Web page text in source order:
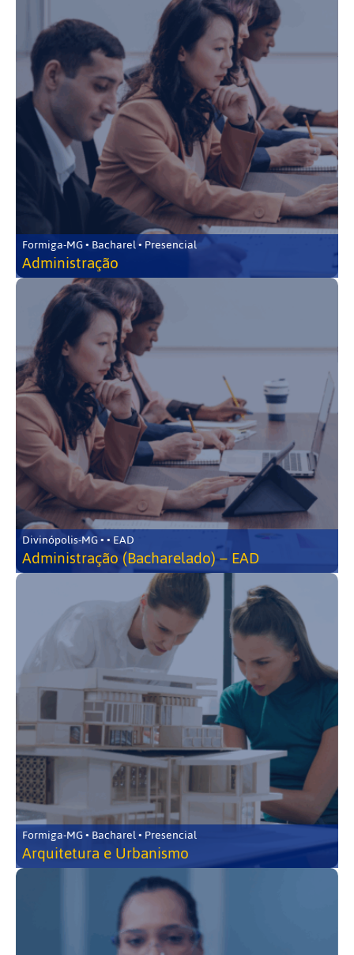
Formiga-MG • Bacharel • Presencial
Administração
Divinópolis-MG • • EAD
Administração (Bacharelado) – EAD
Formiga-MG • Bacharel • Presencial
Arquitetura e Urbanismo